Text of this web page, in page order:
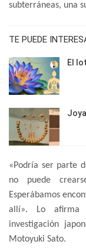
subterráneas, una
TE PUEDE
El
«Podría ser parte
no puede
Esperábamos
allí». Lo afirma
investigación
Motoyuki Sato.